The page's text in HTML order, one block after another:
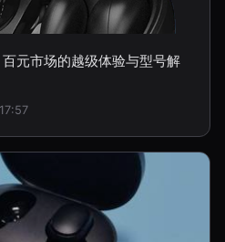
元市场的越级体验与型号解